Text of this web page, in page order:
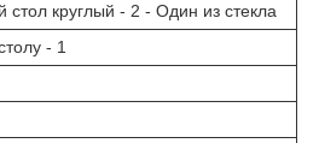
круглый - 2 - Один из стекла
- 1